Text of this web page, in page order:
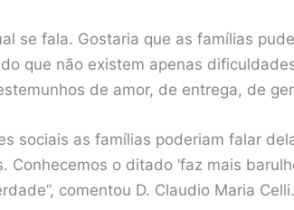
se fala. Gostaria que as famílias
que não existem apenas
de amor, de entrega, de
sociais as famílias poderiam falar
o ditado ‘faz mais
comentou D. Claudio Maria Celli.